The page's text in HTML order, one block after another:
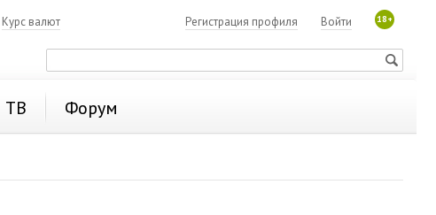
Курс валют 18+
Войти
Регистрация профиля
ТВ Форум